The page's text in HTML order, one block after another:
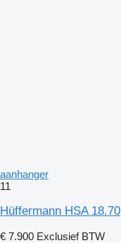
aanhanger
11
Hüffermann HSA 18.70
€ 7.900 Exclusief BTW